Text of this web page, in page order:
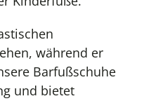
während er
Barfußschuhe
und bietet